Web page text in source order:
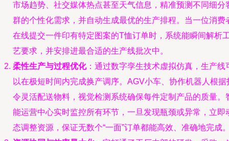
市场趋势、社交媒体热点甚至天气信息，精准预测不同细分
群的个性化需求，并自动生成最优的生产排程。当一位消费
在线提交一件印有特定图案的T恤订单时，系统能瞬间解析
艺要求，并安排进最合适的生产线批次中。
柔性生产与过程优化：通过数字孪生技术虚拟仿真，生产线
以在极短时间内完成换产调序。AGV小车、协作机器人根据
令灵活配送物料，视觉检测系统确保每件定制产品的质量。
能运营中心实时监控所有环节，一旦发现瓶颈或异常，立即
态调整资源，保证无数个“一面”订单都能高效、准确地完成